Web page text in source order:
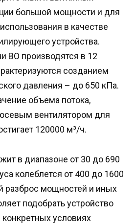
большой мощности и для
в качестве
устройства.
ВО производятся в 12
созданием
давления – до 650 кПа.
объема потока,
вентилятором для
120000 м³/ч.
в диапазоне от 30 до 690
колеблется от 400 до 1600
разброс мощностей и иных
подобрать устройство
условиях